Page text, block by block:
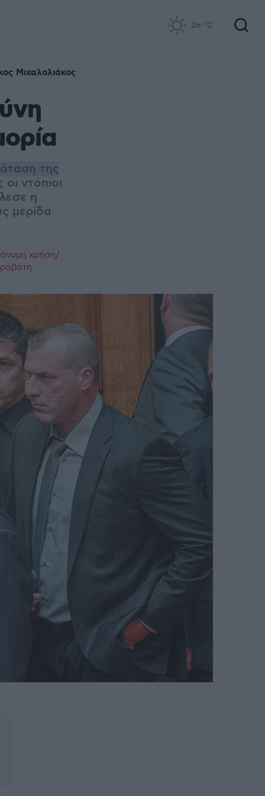
26 °C
Μιχαλολιάκος
της
ντόπιοι
η
μερίδα
χρήση/